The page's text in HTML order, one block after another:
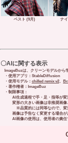
ベスト (9月) ナ
〇AIに関する表示
ImageBuzは、クリーンモデルから
・使用アプリ：StableDiffusion
・使用モデル： chilled remix v2、
・著作権者：ImageBuz
・制限事項：
AI生成過程で手・足・指等が変
変形の大きい画像は非推奨画像
※品質的には同等なので、変形箇
画像は予告なく変更する場合があ
AI画像の使用は、使用者の責任で